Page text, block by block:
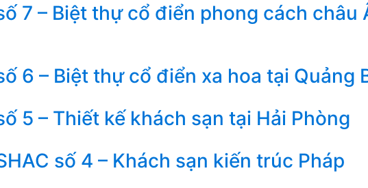
7 – Biệt thự cổ điển phong cách châu
6 – Biệt thự cổ điển xa hoa tại Quảng
5 – Thiết kế khách sạn tại Hải Phòng
số 4 – Khách sạn kiến trúc Pháp